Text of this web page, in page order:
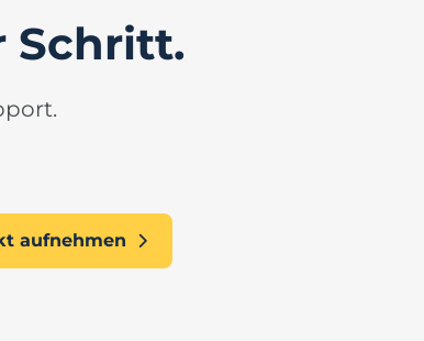
Schritt.
aufnehmen